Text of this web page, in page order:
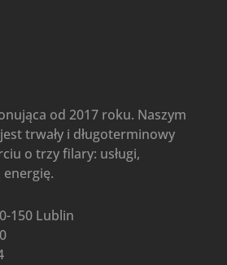
od 2017 roku. Naszym
trwały i długoterminowy
o trzy filary: usługi,
150 Lublin